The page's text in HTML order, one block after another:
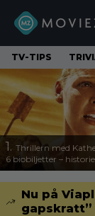
TV-TIPS
1. Thrillern med
6 biobiljetter –
Nu på